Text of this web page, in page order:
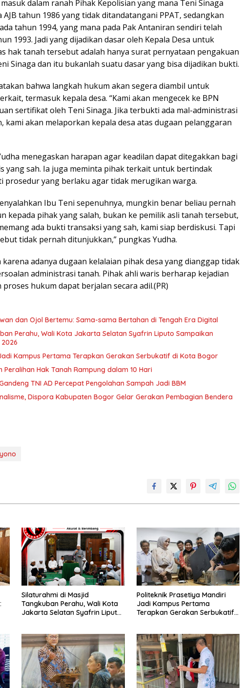
dalam ranah Pihak Kepolisian yang mana Teni Sinaga
tahun 1986 yang tidak ditandatangani PPAT, sedangkan
tahun 1994, yang mana pada Pak Antaniran sendiri telah
1993. Jadi yang dijadikan dasar oleh Kepala Desa untuk
hak tanah tersebut adalah hanya surat pernyataan pengakuan
Sinaga dan itu bukanlah suatu dasar yang bisa dijadikan bukti.
bahwa langkah hukum akan segera diambil untuk
termasuk kepala desa. “Kami akan mengecek ke BPN
sertifikat oleh Teni Sinaga. Jika terbukti ada mal-administrasi
kami akan melaporkan kepala desa atas dugaan pelanggaran
menegaskan harapan agar keadilan dapat ditegakkan bagi
yang sah. Ia juga meminta pihak terkait untuk bertindak
prosedur yang berlaku agar tidak merugikan warga.
Ibu Teni sepenuhnya, mungkin benar beliau pernah
kepada pihak yang salah, bukan ke pemilik asli tanah tersebut,
ada bukti transaksi yang sah, kami siap berdiskusi. Tapi
tidak pernah ditunjukkan,” pungkas Yudha.
adanya dugaan kelalaian pihak desa yang dianggap tidak
administrasi tanah. Pihak ahli waris berharap kejadian
hukum dapat berjalan secara adil.(PR)
dan Ojol Bertemu: Sama-sama Bertahan di Tengah Era Digital
Perahu, Wali Kota Jakarta Selatan Syafrin Liputo Sampaikan
Kampus Pertama Terapkan Gerakan Serbukatif di Kota Bogor
Peralihan Hak Tanah Rampung dalam 10 Hari
TNI AD Percepat Pengolahan Sampah Jadi BBM
Dispora Kabupaten Bogor Gelar Gerakan Pembagian Bendera
Silaturahmi di Masjid
Tangkuban Perahu, Wali Kota
Jakarta Selatan Syafrin Liputo
Politeknik Prasetiya Mandiri
Jadi Kampus Pertama
Terapkan Gerakan Serbukatif